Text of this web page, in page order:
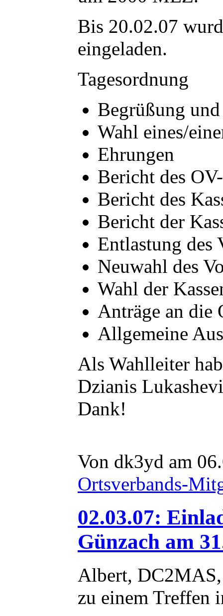
Bis 20.02.07
eingeladen.
Tagesordnung
Begrüßung
Wahl eines/
Ehrungen
Bericht des
Bericht des
Bericht der
Entlastung des
Neuwahl des
Wahl der
Anträge an die
Allgemeine
Als Wahlleiter
Dzianis
Dank!
Von dk3yd am
Ortsverbands-
02.03.07:
Günzach am
Albert,
zu einem Treffen